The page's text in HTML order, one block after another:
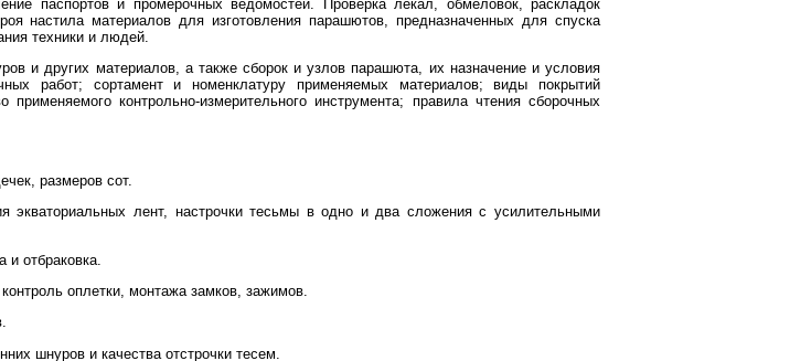
паспортов и промерочных ведомостей. Проверка лекал, обмеловок, раскладок
настила материалов для изготовления парашютов, предназначенных для спуска
техники и людей.
и других материалов, а также сборок и узлов парашюта, их назначение и условия
работ; сортамент и номенклатуру применяемых материалов; виды покрытий
контрольно-измерительного инструмента; правила чтения сборочных
размеров сот.
экваториальных лент, настрочки тесьмы в одно и два сложения с усилительными
отбраковка.
оплетки, монтажа замков, зажимов.
шнуров и качества отстрочки тесем.